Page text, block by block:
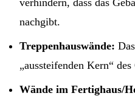
nachgibt.
Treppenhauswände:
„aussteifenden Kern“ des
Wände im Fertighaus/